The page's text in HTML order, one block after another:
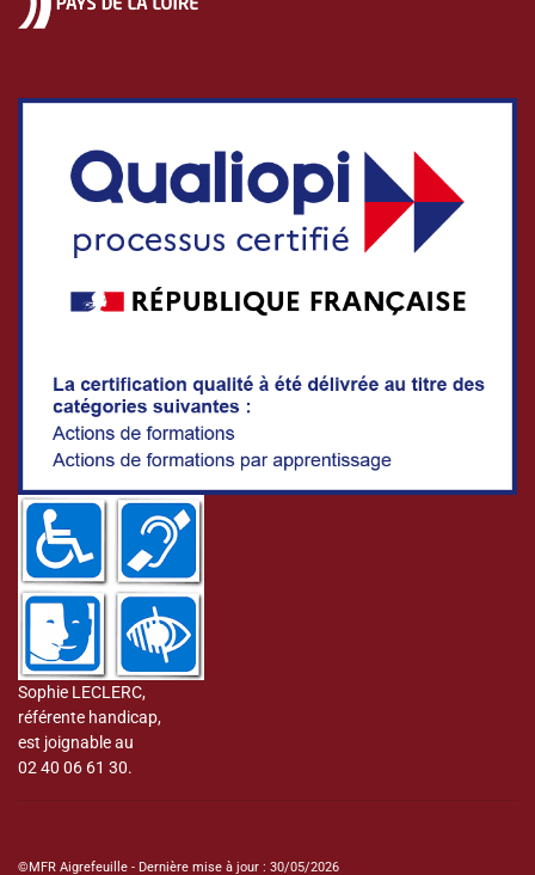
Sophie LECLERC,
référente handicap,
est joignable au
02 40 06 61 30.
©MFR Aigrefeuille - Dernière mise à jour : 30/05/2026